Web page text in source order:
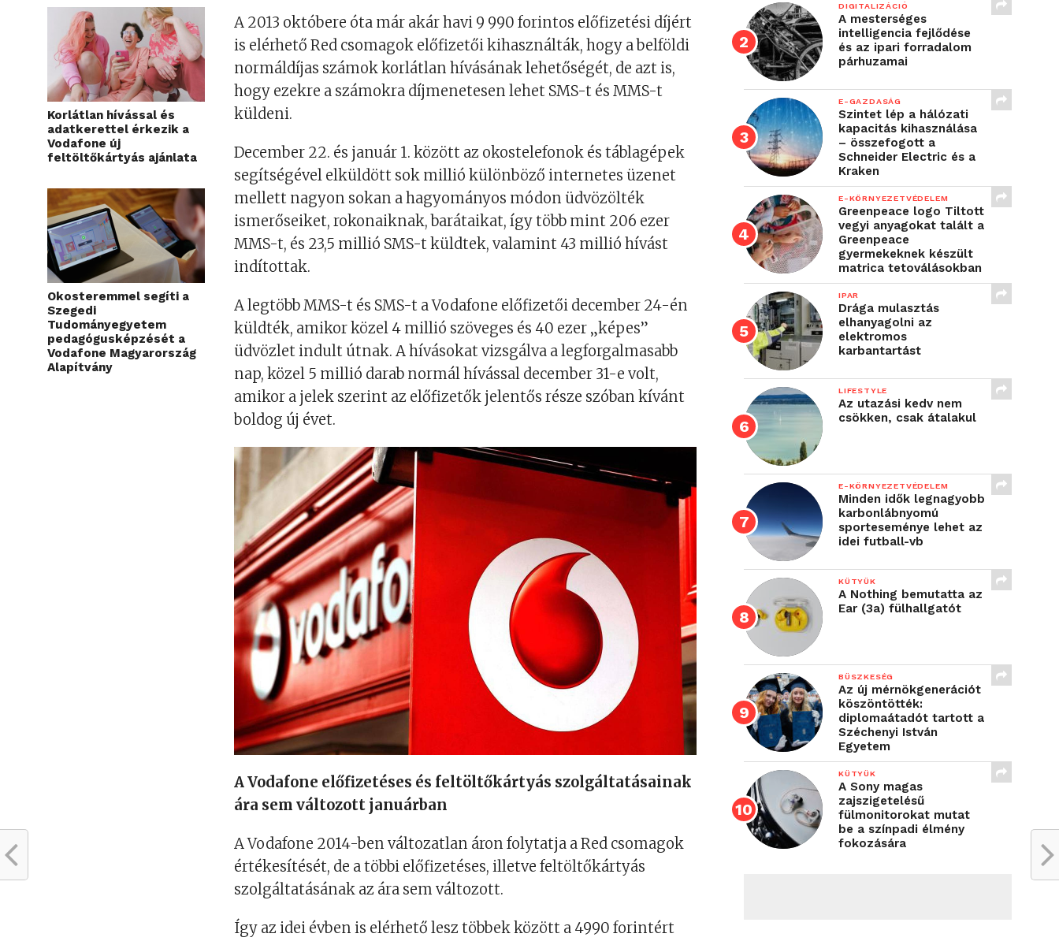
Korlátlan hívással és
adatkerettel érkezik a
Vodafone új
feltöltőkártyás ajánlata
Okosteremmel segíti a
Szegedi
Tudományegyetem
pedagógusképzését a
Vodafone Magyarország
Alapítvány
A 2013 októbere óta már akár havi 9 990 forintos előfizetési díjért
is elérhető Red csomagok előfizetői kihasználták, hogy a belföldi
normáldíjas számok korlátlan hívásának lehetőségét, de azt is,
hogy ezekre a számokra díjmenetesen lehet SMS-t és MMS-t
küldeni.
December 22. és január 1. között az okostelefonok és táblagépek
segítségével elküldött sok millió különböző internetes üzenet
mellett nagyon sokan a hagyományos módon üdvözölték
ismerőseiket, rokonaiknak, barátaikat, így több mint 206 ezer
MMS-t, és 23,5 millió SMS-t küldtek, valamint 43 millió hívást
indítottak.
A legtöbb MMS-t és SMS-t a Vodafone előfizetői december 24-én
küldték, amikor közel 4 millió szöveges és 40 ezer „képes”
üdvözlet indult útnak. A hívásokat vizsgálva a legforgalmasabb
nap, közel 5 millió darab normál hívással december 31-e volt,
amikor a jelek szerint az előfizetők jelentős része szóban kívánt
boldog új évet.
AVodafone előfizetéses és feltöltőkártyás szolgáltatásainak
ára sem változott januárban
A Vodafone 2014-ben változatlan áron folytatja a Red csomagok
értékesítését, de a többi előfizetéses, illetve feltöltőkártyás
szolgáltatásának az ára sem változott.
Így az idei évben is elérhető lesz többek között a 4990 forintért
DIGITALIZÁCIÓ
A mesterséges
intelligencia fejlődése
és az ipari forradalom
párhuzamai
E-GAZDASÁG
Szintet lép a hálózati
kapacitás kihasználása
– összefogott a
Schneider Electric és a
Kraken
E-KÖRNYEZETVÉDELEM
Greenpeace logo Tiltott
vegyi anyagokat talált a
Greenpeace
gyermekeknek készült
matrica tetoválásokban
IPAR
Drága mulasztás
elhanyagolni az
elektromos
karbantartást
LIFESTYLE
Az utazási kedv nem
csökken, csak átalakul
E-KÖRNYEZETVÉDELEM
Minden idők legnagyobb
karbonlábnyomú
sporteseménye lehet az
idei futball-vb
KÜTYÜK
A Nothing bemutatta az
Ear (3a) fülhallgatót
BÜSZKESÉG
Az új mérnökgenerációt
köszöntötték:
diplomaátadót tartott a
Széchenyi István
Egyetem
KÜTYÜK
A Sony magas
zajszigetelésű
fülmonitorokat mutat
be a színpadi élmény
fokozására